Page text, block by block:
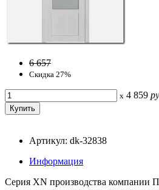
6 657
Скидка 27%
x 4 859
Артикул: dk-32838
Информация
Серия ХN производства компании